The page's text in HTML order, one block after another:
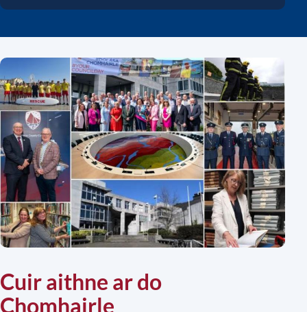
Cuir aithne ar do
Chomhairle